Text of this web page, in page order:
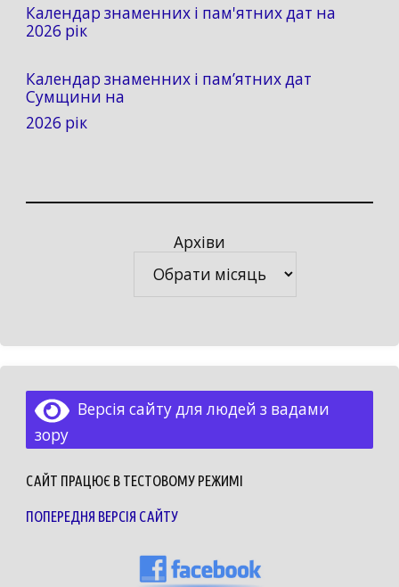
Календар знаменних і пам'ятних дат на
2026 рік
Календар знаменних і пам’ятних дат
Сумщини на
2026 рік
Архіви
Версія сайту для людей з вадами
зору
САЙТ ПРАЦЮЄ В ТЕСТОВОМУ РЕЖИМІ
ПОПЕРЕДНЯ ВЕРСІЯ САЙТУ